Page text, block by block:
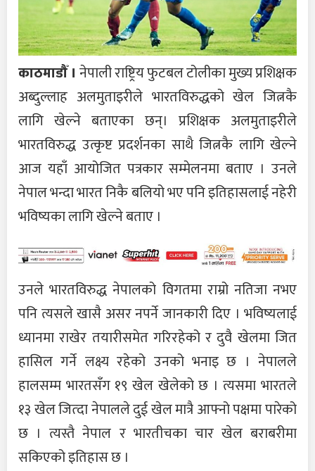
काठमाडौँ । नेपाली राष्ट्रिय फुटबल टोलीका मुख्य प्रशिक्षक
अब्दुल्लाह अलमुताइरीले भारतविरुद्धको खेल जित्नकै
लागि खेल्ने बताएका छन्। प्रशिक्षक अलमुताइरीले
भारतविरुद्ध उत्कृष्ट प्रदर्शनका साथै जित्नकै लागि खेल्ने
आज यहाँ आयोजित पत्रकार सम्मेलनमा बताए । उनले
नेपाल भन्दा भारत निकै बलियो भए पनि इतिहासलाई नहेरी
भविष्यका लागि खेल्ने बताए ।
उनले भारतविरुद्ध नेपालको विगतमा राम्रो नतिजा नभए
पनि त्यसले खासै असर नपर्ने जानकारी दिए । भविष्यलाई
ध्यानमा राखेर तयारीसमेत गरिरहेको र दुवै खेलमा जित
हासिल गर्ने लक्ष्य रहेको उनको भनाइ छ । नेपालले
हालसम्म भारतसँग १९ खेल खेलेको छ । त्यसमा भारतले
१३ खेल जित्दा नेपालले दुई खेल मात्रै आफ्नो पक्षमा पारेको
छ । त्यस्तै नेपाल र भारतीचका चार खेल बराबरीमा
सकिएको इतिहास छ ।